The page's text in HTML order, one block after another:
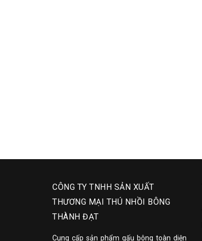
CÔNG TY TNHH SẢN XUẤT
THƯƠNG MẠI THÚ NHỒI BÔNG
THÀNH ĐẠT
Cung cấp sản phẩm gấu bông toàn diện